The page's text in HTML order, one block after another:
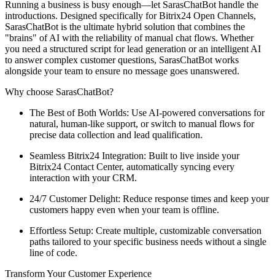
Running a business is busy enough—let SarasChatBot handle the
introductions. Designed specifically for Bitrix24 Open Channels,
SarasChatBot is the ultimate hybrid solution that combines the
"brains" of AI with the reliability of manual chat flows. Whether
you need a structured script for lead generation or an intelligent AI
to answer complex customer questions, SarasChatBot works
alongside your team to ensure no message goes unanswered.
Why choose SarasChatBot?
The Best of Both Worlds: Use AI-powered conversations for
natural, human-like support, or switch to manual flows for
precise data collection and lead qualification.
Seamless Bitrix24 Integration: Built to live inside your
Bitrix24 Contact Center, automatically syncing every
interaction with your CRM.
24/7 Customer Delight: Reduce response times and keep your
customers happy even when your team is offline.
Effortless Setup: Create multiple, customizable conversation
paths tailored to your specific business needs without a single
line of code.
Transform Your Customer Experience